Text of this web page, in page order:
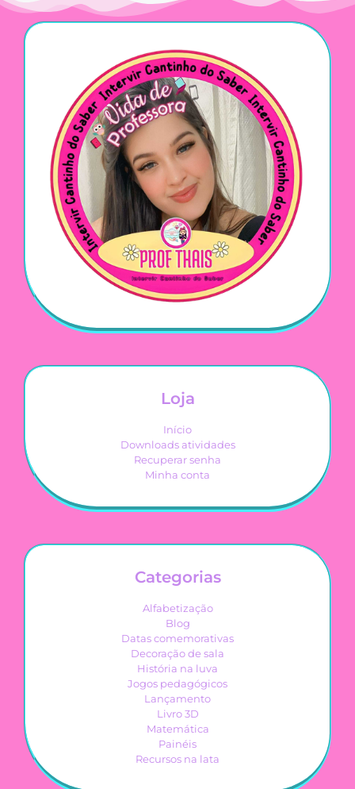
Loja
Início
Downloads atividades
Recuperar senha
Minha conta
Categorias
Alfabetização
Blog
Datas comemorativas
Decoração de sala
História na luva
Jogos pedagógicos
Lançamento
Livro 3D
Matemática
Painéis
Recursos na lata